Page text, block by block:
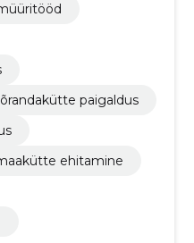
paigaldus
ehitamine